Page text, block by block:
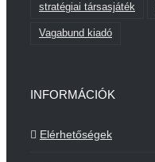
stratégiai társasjáték
Vagabund kiadó
INFORMÁCIÓK
Elérhetőségek